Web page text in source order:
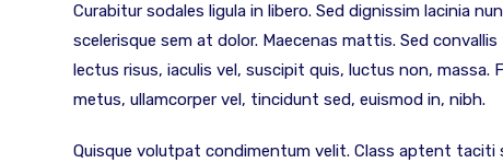
Curabitur sodales ligula in libero. Sed dignissim lacinia
scelerisque sem at dolor. Maecenas mattis. Sed
lectus risus, iaculis vel, suscipit quis, luctus non, massa.
metus, ullamcorper vel, tincidunt sed, euismod in, nibh.
Quisque volutpat condimentum velit. Class aptent